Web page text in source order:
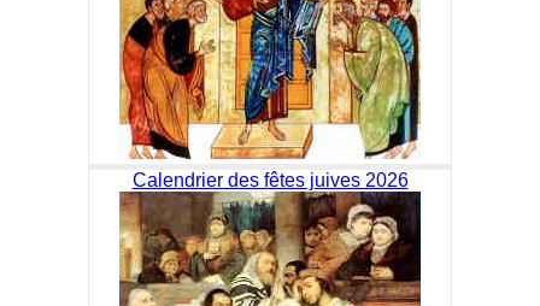
Calendrier des fêtes juives 2026